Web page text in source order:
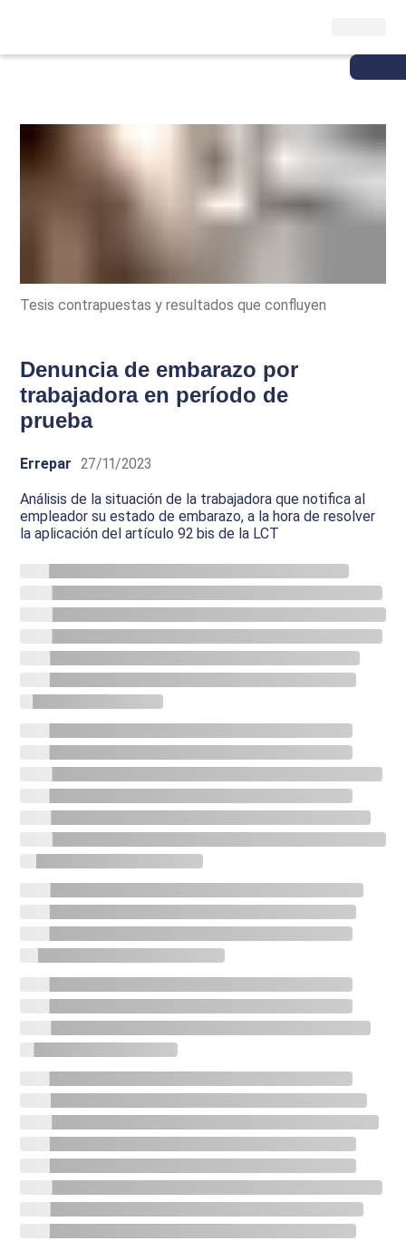
Tesis contrapuestas y resultados que confluyen
Denuncia de embarazo por
trabajadora en período de
prueba
Errepar 27/11/2023
Análisis de la situación de la trabajadora que notifica al
empleador su estado de embarazo, a la hora de resolver
la aplicación del artículo 92 bis de la LCT